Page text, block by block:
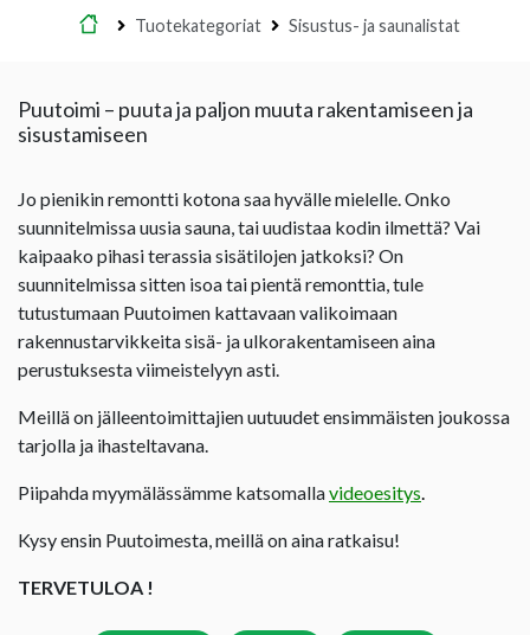
Etusivu
Tuotekategoriat Sisustus- ja saunalistat
Puutoimi – puuta ja paljon muuta rakentamiseen ja
sisustamiseen
Jo pienikin remontti kotona saa hyvälle mielelle. Onko
suunnitelmissa uusia sauna, tai uudistaa kodin ilmettä? Vai
kaipaako pihasi terassia sisätilojen jatkoksi? On
suunnitelmissa sitten isoa tai pientä remonttia, tule
tutustumaan Puutoimen kattavaan valikoimaan
rakennustarvikkeita sisä- ja ulkorakentamiseen aina
perustuksesta viimeistelyyn asti.
Meillä on jälleentoimittajien uutuudet ensimmäisten joukossa
tarjolla ja ihasteltavana.
Piipahda myymälässämme katsomallavideoesitys.
Kysy ensin Puutoimesta, meillä on aina ratkaisu!
TERVETULOA !